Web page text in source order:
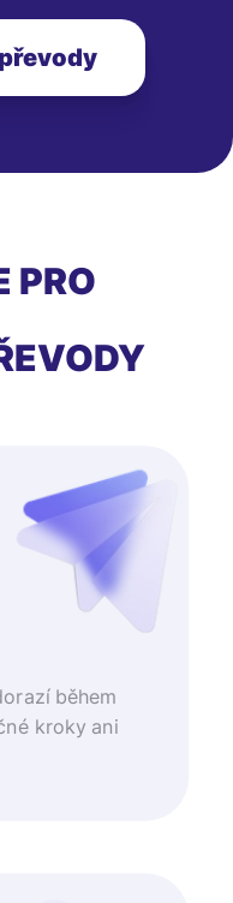
PRO
během
kroky ani